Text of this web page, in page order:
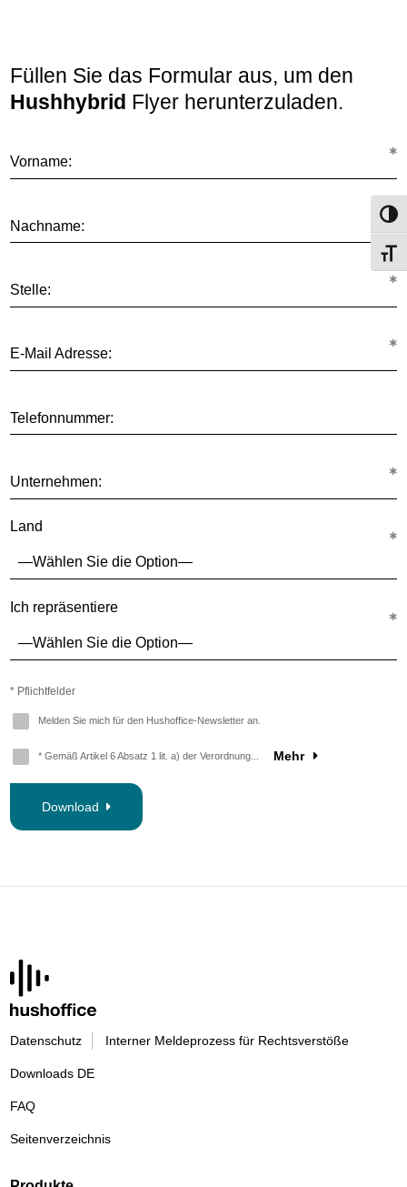
Füllen Sie das Formular aus, um den
Hushhybrid Flyer herunterzuladen.
Vorname:
Nachname:
Stelle:
E-Mail Adresse:
Telefonnummer:
Unternehmen:
Land
Ich repräsentiere
* Pflichtfelder
Melden Sie mich für den Hushoffice-Newsletter an.
* Gemäß Artikel 6 Absatz 1 lit. a) der Verordnung... Mehr
Download
Datenschutz Interner Meldeprozess für Rechtsverstöße
Downloads DE
FAQ
Seitenverzeichnis